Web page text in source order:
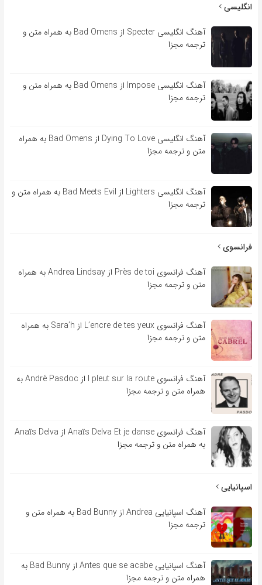
انگلیسی
آهنگ انگلیسی Specter از Bad Omens به همراه متن و
ترجمه مجزا
آهنگ انگلیسی Impose از Bad Omens به همراه متن و
ترجمه مجزا
آهنگ انگلیسی Dying To Love از Bad Omens به همراه
متن و ترجمه مجزا
آهنگ انگلیسی Lighters از Bad Meets Evil به همراه متن و
ترجمه مجزا
فرانسوی
آهنگ فرانسوی Près de toi از Andrea Lindsay به همراه
متن و ترجمه مجزا
آهنگ فرانسوی L’encre de tes yeux از Sara’h به همراه
متن و ترجمه مجزا
آهنگ فرانسوی l pleut sur la route از André Pasdoc به
همراه متن و ترجمه مجزا
آهنگ فرانسوی Anaïs Delva Et je danse از Anaïs Delva
به همراه متن و ترجمه مجزا
اسپانیایی
آهنگ اسپانیایی Andrea از Bad Bunny به همراه متن و
ترجمه مجزا
آهنگ اسپانیایی Antes que se acabe از Bad Bunny به
همراه متن و ترجمه مجزا